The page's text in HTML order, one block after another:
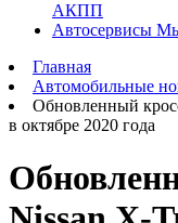
АКПП
Автосервисы
Главная
Автомобильные
Обновленный
в октябре 2020 года